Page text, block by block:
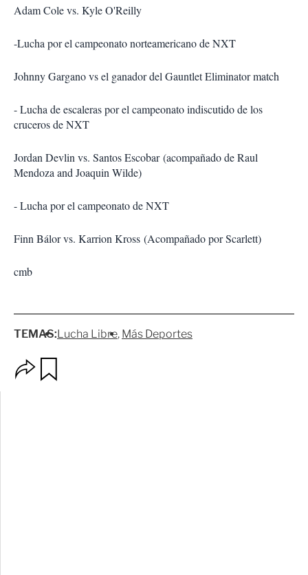
Adam Cole vs. Kyle O'Reilly
-Lucha por el campeonato norteamericano de NXT
Johnny Gargano vs el ganador del Gauntlet Eliminator match
- Lucha de escaleras por el campeonato indiscutido de los
cruceros de NXT
Jordan Devlin vs. Santos Escobar (acompañado de Raul
Mendoza and Joaquin Wilde)
- Lucha por el campeonato de NXT
Finn Bálor vs. Karrion Kross (Acompañado por Scarlett)
cmb
TEMAS:Lucha Libre Más Deportes